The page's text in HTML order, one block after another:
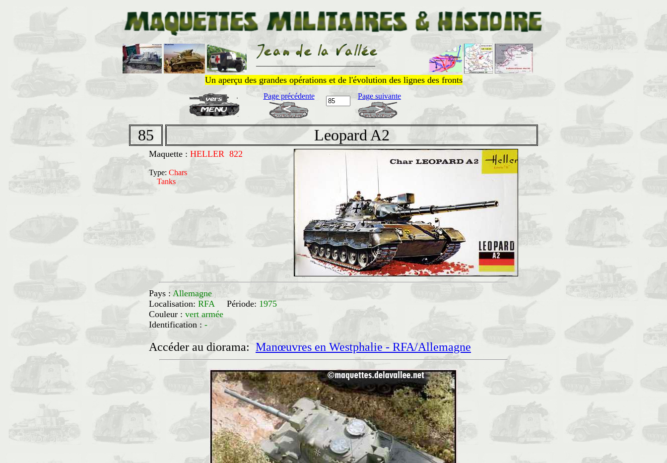
______________________________
Un aperçu des grandes opérations et de l'évolution des lignes des fronts
Page précédente Page suivante
85 Leopard A2
Maquette : HELLER 822
Type: Chars
Tanks
Pays : Allemagne
Localisation: RFA Période: 1975
Couleur : vert armée
Identification : -
Accéder au diorama: Manœuvres en Westphalie - RFA/Allemagne